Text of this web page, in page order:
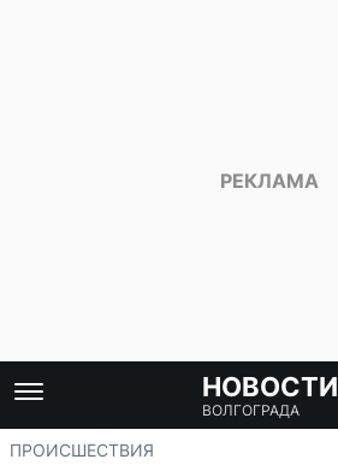
НОВОСТИ
ВОЛГОГРАДА
ПРОИСШЕСТВИЯ